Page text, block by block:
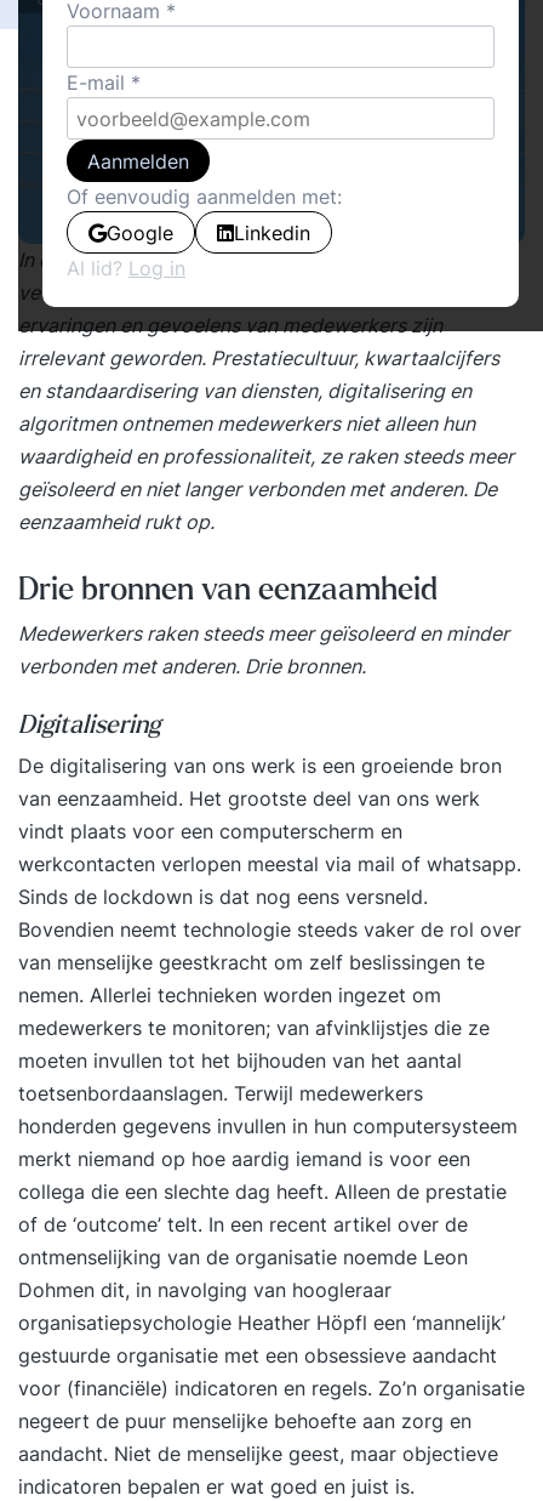
In een organisatie waar alle aandacht gericht is op geld
verdienen wordt de mens ondergeschikt gemaakt. De
ervaringen en gevoelens van medewerkers zijn
irrelevant geworden. Prestatiecultuur, kwartaalcijfers
en standaardisering van diensten, digitalisering en
algoritmen ontnemen medewerkers niet alleen hun
waardigheid en professionaliteit, ze raken steeds meer
geïsoleerd en niet langer verbonden met anderen. De
eenzaamheid rukt op.
Drie bronnen van eenzaamheid
Medewerkers raken steeds meer geïsoleerd en minder
verbonden met anderen. Drie bronnen.
Digitalisering
De digitalisering van ons werk is een groeiende bron
van eenzaamheid. Het grootste deel van ons werk
vindt plaats voor een computerscherm en
werkcontacten verlopen meestal via mail of whatsapp.
Sinds de lockdown is dat nog eens versneld.
Bovendien neemt technologie steeds vaker de rol over
van menselijke geestkracht om zelf beslissingen te
nemen. Allerlei technieken worden ingezet om
medewerkers te monitoren; van afvinklijstjes die ze
moeten invullen tot het bijhouden van het aantal
toetsenbordaanslagen. Terwijl medewerkers
honderden gegevens invullen in hun computersysteem
merkt niemand op hoe aardig iemand is voor een
collega die een slechte dag heeft. Alleen de prestatie
of de ‘outcome’ telt. In een recent artikel over de
ontmenselijking van de organisatie noemde Leon
Dohmen dit, in navolging van hoogleraar
organisatiepsychologie Heather Höpfl een ‘mannelijk’
gestuurde organisatie met een obsessieve aandacht
voor (financiële) indicatoren en regels. Zo’n organisatie
negeert de puur menselijke behoefte aan zorg en
aandacht. Niet de menselijke geest, maar objectieve
indicatoren bepalen er wat goed en juist is.
Voornaam
E-mail
Aanmelden
Of eenvoudig aanmelden met:
Google
Linkedin
Al lid? Log in